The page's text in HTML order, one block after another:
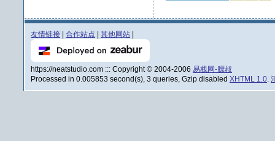
友情链接 合作站点 其他网站
https://neatstudio.com ::: Copyright © 2004-2006 易栈网-膘叔
Processed in 0.005853 second(s), 3 queries, Gzip disabled XHTML 1.0.